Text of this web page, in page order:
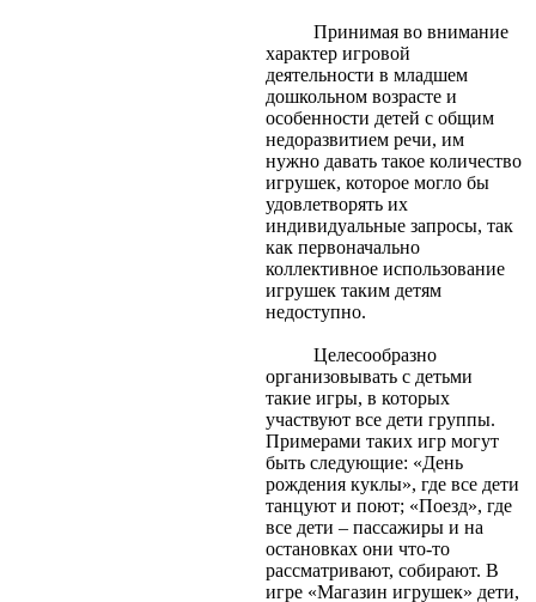
Принимая во внимание
характер игровой
деятельности в младшем
дошкольном возрасте и
особенности детей с общим
недоразвитием речи, им
нужно давать такое количество
игрушек, которое могло бы
удовлетворять их
индивидуальные запросы, так
как первоначально
коллективное использование
игрушек таким детям
недоступно.
Целесообразно
организовывать с детьми
такие игры, в которых
участвуют все дети группы.
Примерами таких игр могут
быть следующие: «День
рождения куклы», где все дети
танцуют и поют; «Поезд», где
все дети – пассажиры и на
остановках они что-то
рассматривают, собирают. В
игре «Магазин игрушек» дети,